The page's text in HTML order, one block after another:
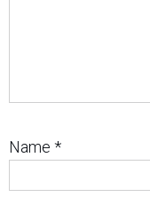
Name *